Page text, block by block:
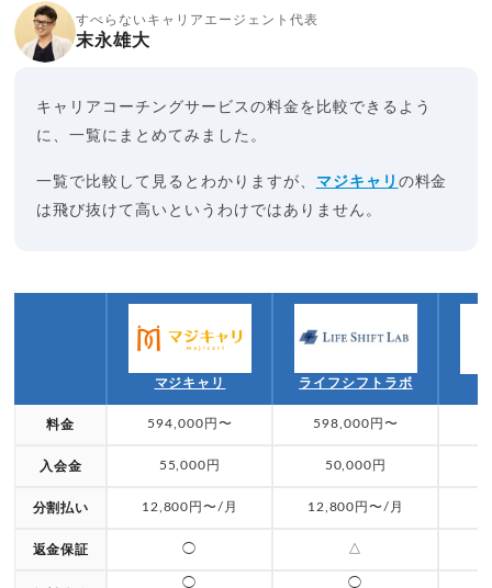
すべらないキャリアエージェント代表
末永雄大
キャリアコーチングサービスの料金を比較できるよう
に、一覧にまとめてみました。
一覧で比較して見るとわかりますが、 マジキャリ の料金
は飛び抜けて高いというわけではありません。
マジキャリ ライフシフトラボ
料金 594,000円〜 598,000円〜
入会金 55,000円 50,000円
分割払い 12,800円〜/月 12,800円〜/月
返金保証 ◯ △
◯ ◯